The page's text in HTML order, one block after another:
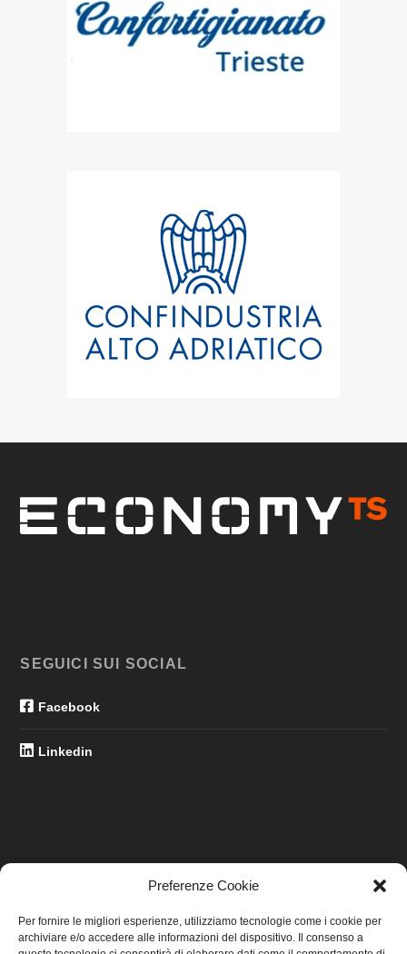
Preferenze Cookie
Per fornire le migliori esperienze, utilizziamo tecnologie come i cookie per
archiviare e/o accedere alle informazioni del dispositivo. Il consenso a
SEGUICI SUI SOCIAL
Facebook
Linkedin
Home